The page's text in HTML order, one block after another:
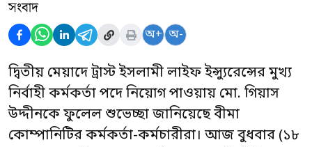
সংবাদ
অ+ অ-
দ্বিতীয় মেয়াদে ট্রাস্ট ইসলামী লাইফ ইন্স্যুরেন্সের মুখ্য
নির্বাহী কর্মকর্তা পদে নিয়োগ পাওয়ায় মো. গিয়াস
উদ্দীনকে ফুলেল শুভেচ্ছা জানিয়েছে বীমা
কোম্পানিটির কর্মকর্তা-কর্মচারীরা। আজ বুধবার (১৮